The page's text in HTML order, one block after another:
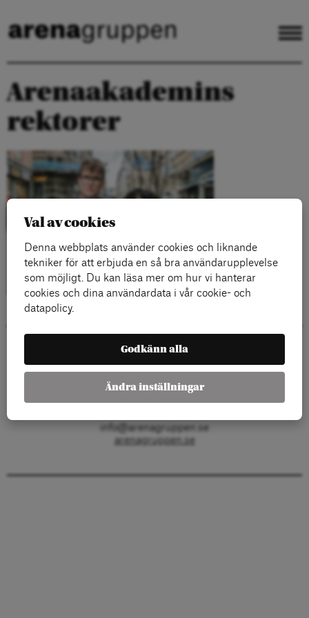
Arenaakademins
rektorer
Arenagruppen
Barnhusgatan 4
KONTAKT
info@arenagruppen.se
arenagruppen.se
Val av cookies
Denna webbplats använder cookies och liknande
tekniker för att erbjuda en så bra användarupplevelse
som möjligt. Du kan läsa mer om hur vi hanterar
cookies och dina användardata i vår cookie- och
datapolicy.
Godkänn alla
Ändra inställningar